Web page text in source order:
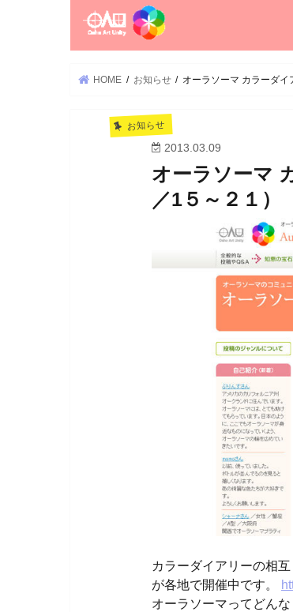
HOME お知らせ オーラソーマ カラーダイ
お知らせ
2013.03.09
オーラソーマ
／1５～２１）
カラーダイアリーの相
が各地で開催中です。
オーラソーマってどん